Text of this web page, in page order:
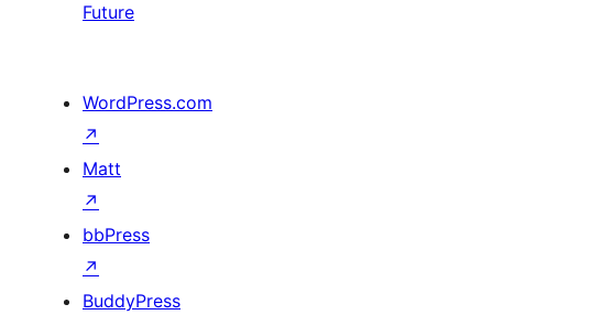
Future
WordPress.com
↗
Matt
↗
bbPress
↗
BuddyPress